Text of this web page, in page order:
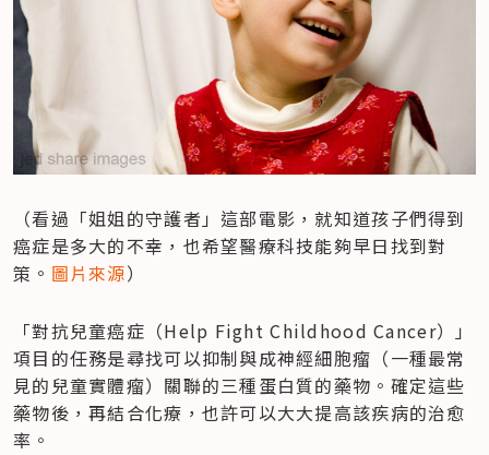
（看過「姐姐的守護者」這部電影，就知道孩子們得到
癌症是多大的不幸，也希望醫療科技能夠早日找到對
策。 圖片來源）
「對抗兒童癌症（Help Fight Childhood Cancer）」
項目的任務是尋找可以抑制與成神經細胞瘤（一種最常
見的兒童實體瘤）關聯的三種蛋白質的藥物。確定這些
藥物後，再結合化療，也許可以大大提高該疾病的治愈
率。